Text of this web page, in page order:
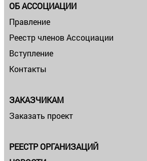
ОБ АССОЦИАЦИИ
Правление
Реестр членов Ассоциации
Вступление
Контакты
ЗАКАЗЧИКАМ
Заказать проект
РЕЕСТР ОРГАНИЗАЦИЙ